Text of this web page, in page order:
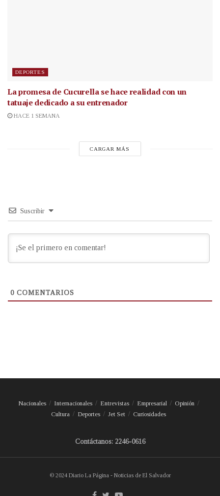
DEPORTES
La promesa de Cucurella se hace realidad con un
tatuaje dedicado a su entrenador
HACE 1 SEMANA
CARGAR MÁS
Suscribir
0 COMENTARIOS
Nacionales Internacionales Entrevistas Empresarial
Opinión
Cultura
Deportes Jet Set Curiosidades
Contáctanos: 2246-0616
© 2024 Diario La Página - Noticias de El Salvador